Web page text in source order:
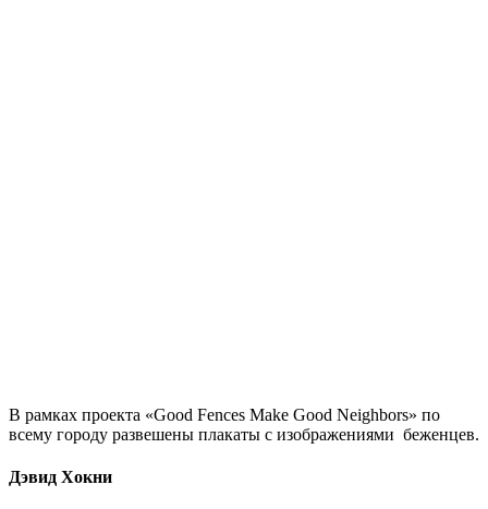
В рамках проекта «Good Fences Make Good Neighbors» по
всему городу развешены плакаты с изображениями беженцев.
Дэвид Хокни